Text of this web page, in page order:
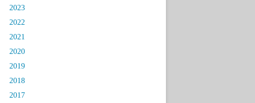
2023
2022
2021
2020
2019
2018
2017